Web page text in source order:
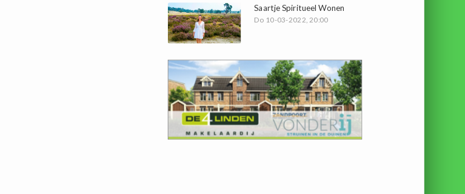
Saartje Spiritueel Wonen
Do 10-03-2022, 20:00